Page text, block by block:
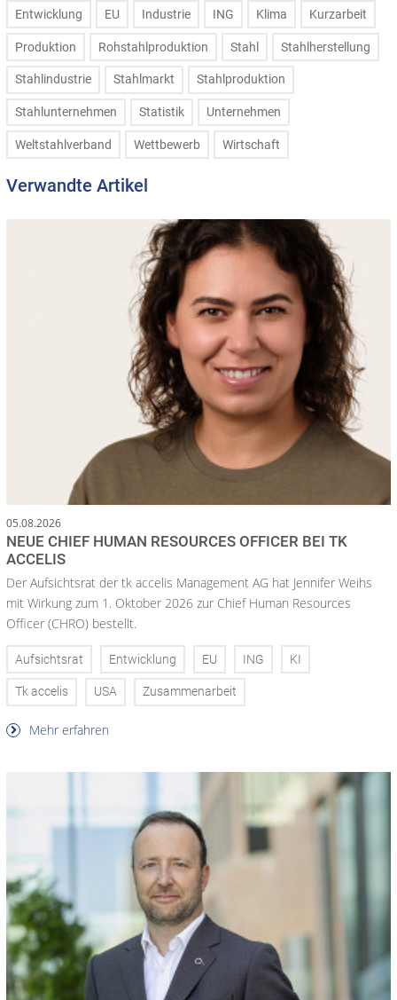
Entwicklung EU Industrie ING Klima Kurzarbeit
Produktion Rohstahlproduktion Stahl Stahlherstellung
Stahlindustrie Stahlmarkt Stahlproduktion
Stahlunternehmen Statistik Unternehmen
Weltstahlverband Wettbewerb Wirtschaft
Verwandte Artikel
05.08.2026
NEUE CHIEF HUMAN RESOURCES OFFICER BEI TK
ACCELIS
Der Aufsichtsrat der tk accelis Management AG hat Jennifer Weihs
mit Wirkung zum 1. Oktober 2026 zur Chief Human Resources
Officer (CHRO) bestellt.
Aufsichtsrat Entwicklung EU ING KI
Tk accelis USA Zusammenarbeit
Mehr erfahren